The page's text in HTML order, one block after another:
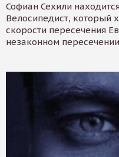
Софиан Сехили
Велосипедист, который
скорости пересечения
незаконном